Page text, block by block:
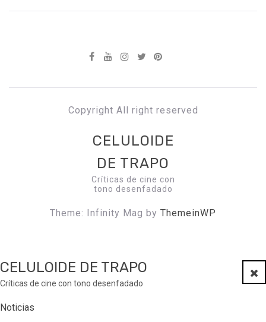
Copyright All right reserved
CELULOIDE
DE TRAPO
Críticas de cine con
tono desenfadado
Theme: Infinity Mag by ThemeinWP
CELULOIDE DE TRAPO
Críticas de cine con tono desenfadado
Noticias